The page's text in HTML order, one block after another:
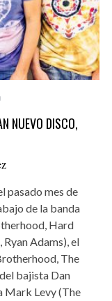
NUEVO DISCO,
pasado mes de
de la banda
Hard
Adams), el
The
bajista Dan
Mark Levy (The